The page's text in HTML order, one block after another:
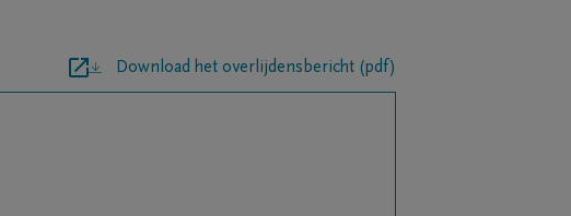
Download het overlijdensbericht (pdf)